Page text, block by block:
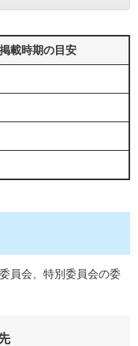
載時期の目安
員会、特別委員会の委